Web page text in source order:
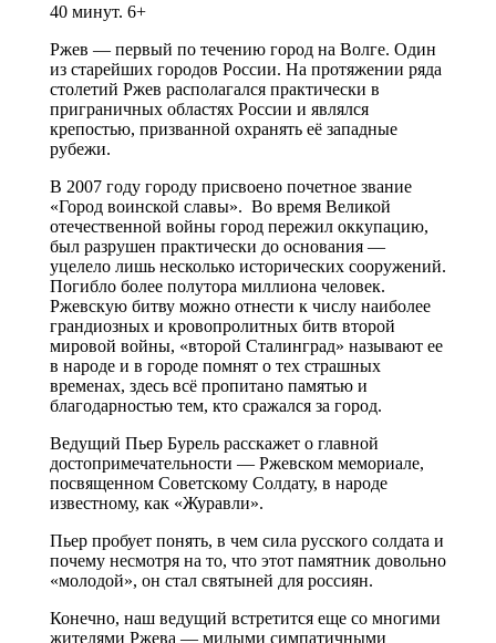
40 минут. 6+
Ржев — первый по течению город на Волге. Один
из старейших городов России. На протяжении ряда
столетий Ржев располагался практически в
приграничных областях России и являлся
крепостью, призванной охранять её западные
рубежи.
В 2007 году городу присвоено почетное звание
«Город воинской славы». Во время Великой
отечественной войны город пережил оккупацию,
был разрушен практически до основания —
уцелело лишь несколько исторических сооружений.
Погибло более полутора миллиона человек.
Ржевскую битву можно отнести к числу наиболее
грандиозных и кровопролитных битв второй
мировой войны, «второй Сталинград» называют ее
в народе и в городе помнят о тех страшных
временах, здесь всё пропитано памятью и
благодарностью тем, кто сражался за город.
Ведущий Пьер Бурель расскажет о главной
достопримечательности — Ржевском мемориале,
посвященном Советскому Солдату, в народе
известному, как «Журавли».
Пьер пробует понять, в чем сила русского солдата и
почему несмотря на то, что этот памятник довольно
«молодой», он стал святыней для россиян.
Конечно, наш ведущий встретится еще со многими
жителями Ржева — милыми симпатичными